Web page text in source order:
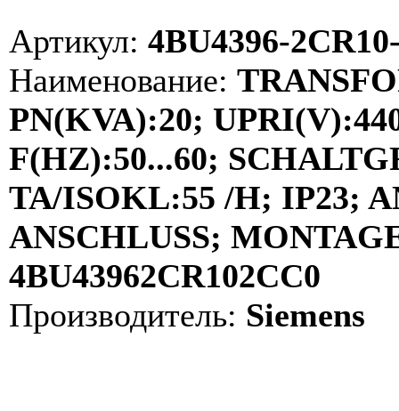
Артикул: 4BU4396-
Наименование:
PN(KVA):20;
F(HZ):50...60;
TA/ISOKL:55 /H; IP23;
ANSCHLUSS;
4BU43962CR102CC0
Производитель: Siemens